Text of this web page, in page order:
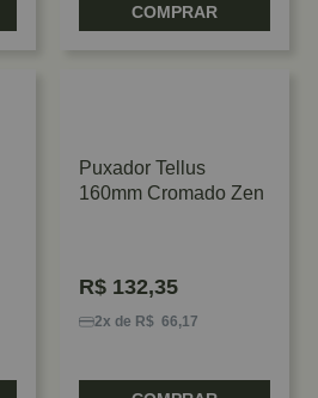
COMPRAR
Puxador Tellus
160mm Cromado Zen
R$ 132,35
2x de R$ 66,17